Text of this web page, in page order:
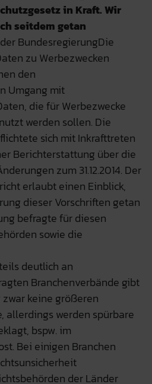
in Kraft. Wir
seitdem getan
BundesregierungDie
zu Werbezwecken
den
Umgang mit
die für Werbezwecke
werden sollen. Die
sich mit Inkrafttreten
Berichterstattung über die
zum 31.12.2014. Der
erlaubt einen Einblick,
dieser Vorschriften getan
befragte für diesen
sowie die
deutlich an
Branchenverbände gibt
keine größeren
allerdings werden spürbare
bspw. im
Bei einigen Branchen
der Länder